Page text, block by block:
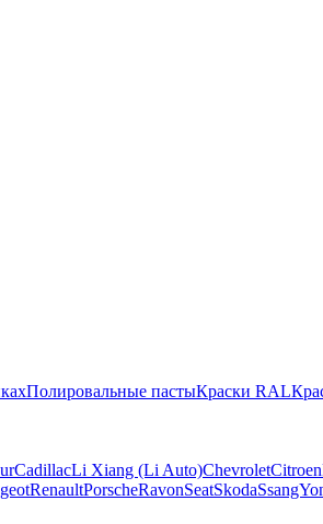
Полировальные пастыКраски RAL
CadillacLi Xiang (Li Auto)ChevroletCitroen
RenaultPorscheRavonSeatSkoda